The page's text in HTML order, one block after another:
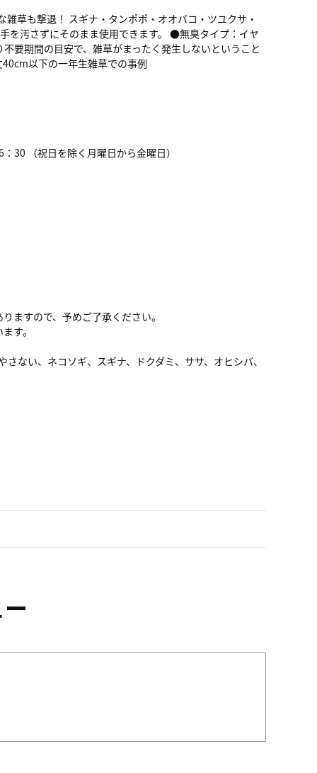
も撃退！ スギナ・タンポポ・オオバコ・ツユクサ・
を汚さずにそのまま使用できます。 ●無臭タイプ：イヤ
要期間の目安で、雑草がまったく発生しないということ
以下の一年生雑草での事例
30 （祝日を除く月曜日から金曜日）
ますので、予めご了承ください。
す。
ない、ネコソギ、スギナ、ドクダミ、ササ、オヒシバ、